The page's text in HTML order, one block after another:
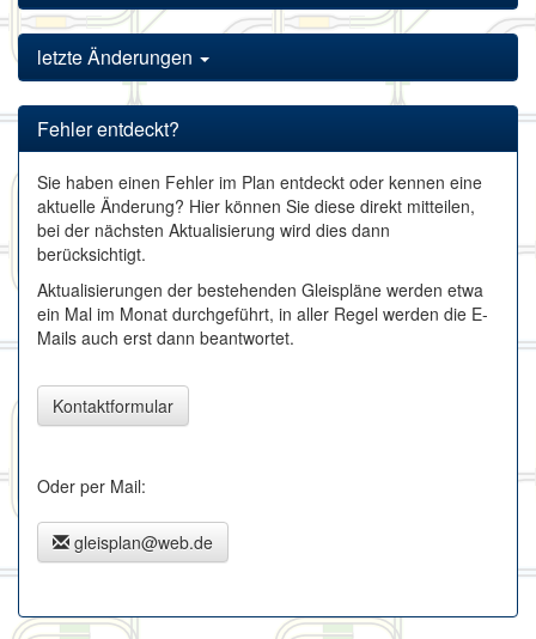
letzte Änderungen
Fehler entdeckt?
Sie haben einen Fehler im Plan entdeckt oder kennen eine
aktuelle Änderung? Hier können Sie diese direkt mitteilen,
bei der nächsten Aktualisierung wird dies dann
berücksichtigt.
Aktualisierungen der bestehenden Gleispläne werden etwa
ein Mal im Monat durchgeführt, in aller Regel werden die E-
Mails auch erst dann beantwortet.
Kontaktformular
Oder per Mail:
gleisplan@web.de